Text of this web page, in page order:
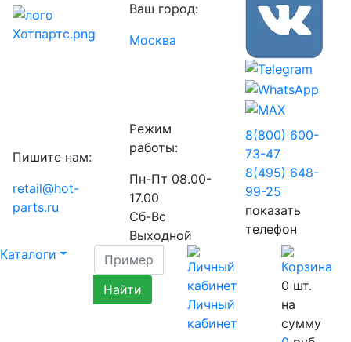
Ваш город:
Москва
Пишите нам:
retail@hot-
parts.ru
Режим
работы:
Пн-Пт 08.00-
17.00
Сб-Вс
Выходной
8(800) 600-
73-47
8(495) 648-
99-25
показать
телефон
Каталоги
Личный
кабинет
0 шт.
на
сумму